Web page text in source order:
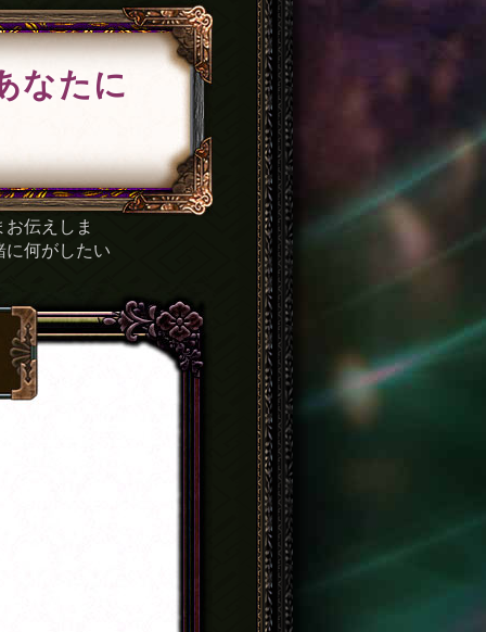
なたに
伝えしま
に何がしたい